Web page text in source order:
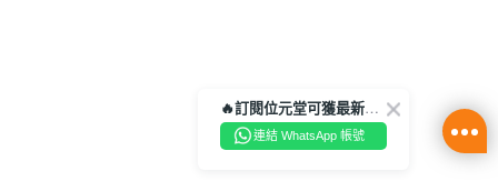
🔥訂閱位元堂可獲最新優惠及活動資訊🔥
連結 WhatsApp 帳號